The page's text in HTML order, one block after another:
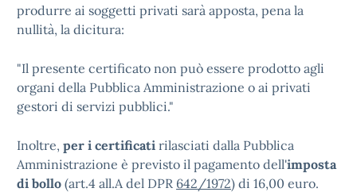
produrre ai soggetti privati sarà apposta, pena la
nullità, la dicitura:
"Il presente certificato non può essere prodotto agli
organi della Pubblica Amministrazione o ai privati
gestori di servizi pubblici."
Inoltre, per i certificati rilasciati dalla Pubblica
Amministrazione è previsto il pagamento dell'imposta
di bollo (art.4 all.A del DPR 642/1972) di 16,00 euro.